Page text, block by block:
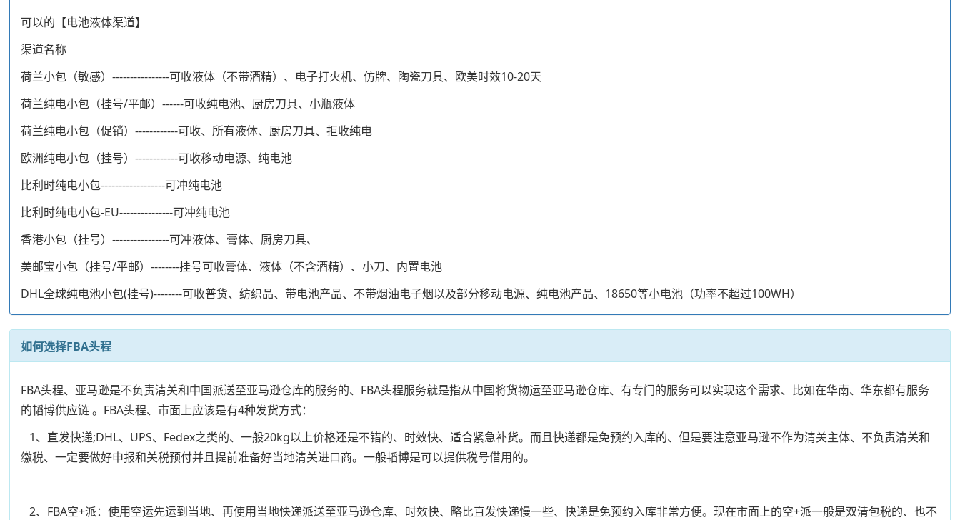
可以的【电池液体渠道】
渠道名称
荷兰小包（敏感）----------------可收液体（不带酒精）、电子打火机、仿牌、陶瓷刀具、欧美时效10-20天
荷兰纯电小包（挂号/平邮）------可收纯电池、厨房刀具、小瓶液体
荷兰纯电小包（促销）------------可收、所有液体、厨房刀具、拒收纯电
欧洲纯电小包（挂号）------------可收移动电源、纯电池
比利时纯电小包------------------可冲纯电池
比利时纯电小包-EU---------------可冲纯电池
香港小包（挂号）----------------可冲液体、膏体、厨房刀具、
美邮宝小包（挂号/平邮）--------挂号可收膏体、液体（不含酒精）、小刀、内置电池
DHL全球纯电池小包(挂号)--------可收普货、纺织品、带电池产品、不带烟油电子烟以及部分移动电源、纯电池产品、18650等小电池（功率不超过100WH）
如何选择FBA头程
FBA头程、亚马逊是不负责清关和中国派送至亚马逊仓库的服务的、FBA头程服务就是指从中国将货物运至亚马逊仓库、有专门的服务可以实现这个需求、比如在华南、华东都有服务
的韬博供应链 。FBA头程、市面上应该是有4种发货方式：
1、直发快递;DHL、UPS、Fedex之类的、一般20kg以上价格还是不错的、时效快、适合紧急补货。而且快递都是免预约入库的、但是要注意亚马逊不作为清关主体、不负责清关和
缴税、一定要做好申报和关税预付并且提前准备好当地清关进口商。一般韬博是可以提供税号借用的。
2、FBA空+派：使用空运先运到当地、再使用当地快递派送至亚马逊仓库、时效快、略比直发快递慢一些、快递是免预约入库非常方便。现在市面上的空+派一般是双清包税的、也不